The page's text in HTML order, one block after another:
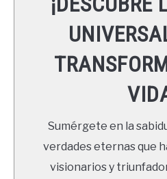
LEYES UNIVERSALES
RECURSOS
NEWSLETTER
Sumérgete en la
verdades eternas que
visionarios y